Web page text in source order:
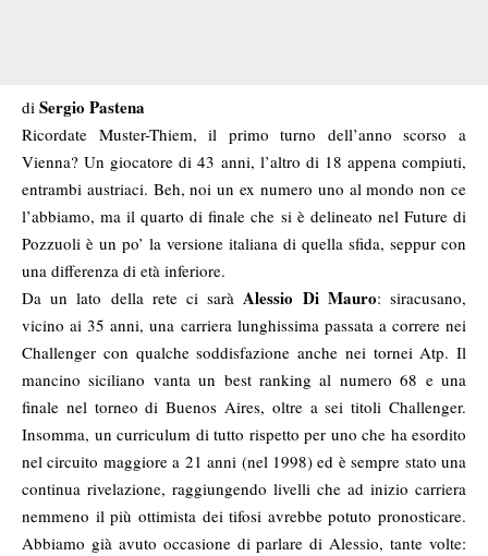
di Sergio Pastena
Ricordate Muster-Thiem, il primo turno dell’anno scorso a
Vienna? Un giocatore di 43 anni, l’altro di 18 appena compiuti,
entrambi austriaci. Beh, noi un ex numero uno al mondo non ce
l’abbiamo, ma il quarto di finale che si è delineato nel Future di
Pozzuoli è un po’ la versione italiana di quella sfida, seppur con
una differenza di età inferiore.
Da un lato della rete ci saràAlessio Di Mauro: siracusano,
vicino ai 35 anni, una carriera lunghissima passata a correre nei
Challenger con qualche soddisfazione anche nei tornei Atp. Il
mancino siciliano vanta un best ranking al numero 68 e una
finale nel torneo di Buenos Aires, oltre a sei titoli Challenger.
Insomma, un curriculum di tutto rispetto per uno che ha esordito
nel circuito maggiore a 21 anni (nel 1998) ed è sempre stato una
continua rivelazione, raggiungendo livelli che ad inizio carriera
nemmeno il più ottimista dei tifosi avrebbe potuto pronosticare.
Abbiamo già avuto occasione di parlare di Alessio, tante volte: